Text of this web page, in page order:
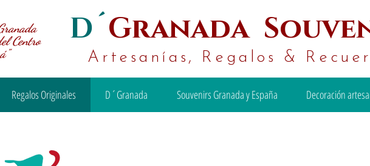
Centro
D´Granada
Artesanías, Regalos &
Regalos Originales D´Granada Souvenirs Granada y España Decoración